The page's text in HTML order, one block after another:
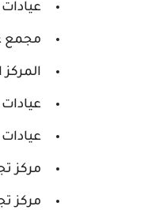
مجمع
مركز
مركز